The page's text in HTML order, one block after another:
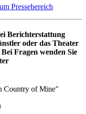
Pressebereich
Berichterstattung
oder das Theater
Fragen wenden Sie